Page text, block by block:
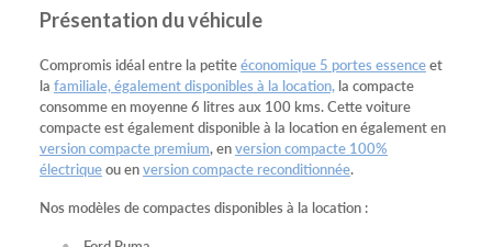
Présentation du véhicule
Compromis idéal entre la petiteéconomique 5 portes essenceet
la familiale, également disponibles à la location, la compacte
consomme en moyenne 6 litres aux 100 kms. Cette voiture
compacte est également disponible à la location en également en
version compacte premium, enversion compacte 100%
électriqueou enversion compacte reconditionnée.
Nos modèles de compactes disponibles à la location :